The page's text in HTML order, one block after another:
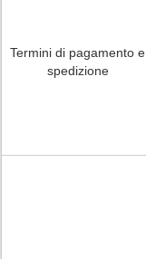
Termini di pagamento e
spedizione